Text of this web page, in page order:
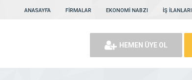
ANASAYFA FİRMALAR EKONOMİ NABZI İŞ İLANLARI
HEMEN ÜYE OL